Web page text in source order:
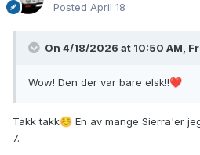
Posted April 18
On 4/18/2026 at 10:50 AM,
Wow! Den der var bare elsk!!❤️
Takk takk☺️ En av mange Sierra'er
7.